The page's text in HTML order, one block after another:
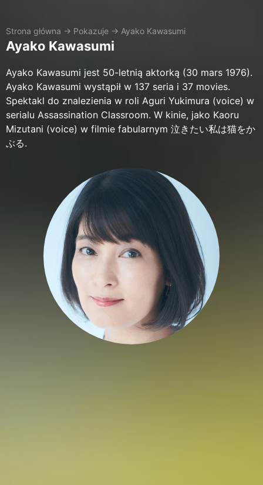
Strona główna → Pokazuje → Ayako Kawasumi
Ayako Kawasumi
Ayako Kawasumi jest 50-letnią aktorką (30 mars 1976).
Ayako Kawasumi wystąpił w 137 seria i 37 movies.
Spektakl do znalezienia w roli Aguri Yukimura (voice) w
serialu Assassination Classroom. W kinie, jako Kaoru
Mizutani (voice) w filmie fabularnym 泣きたい私は猫をか
ぶる.